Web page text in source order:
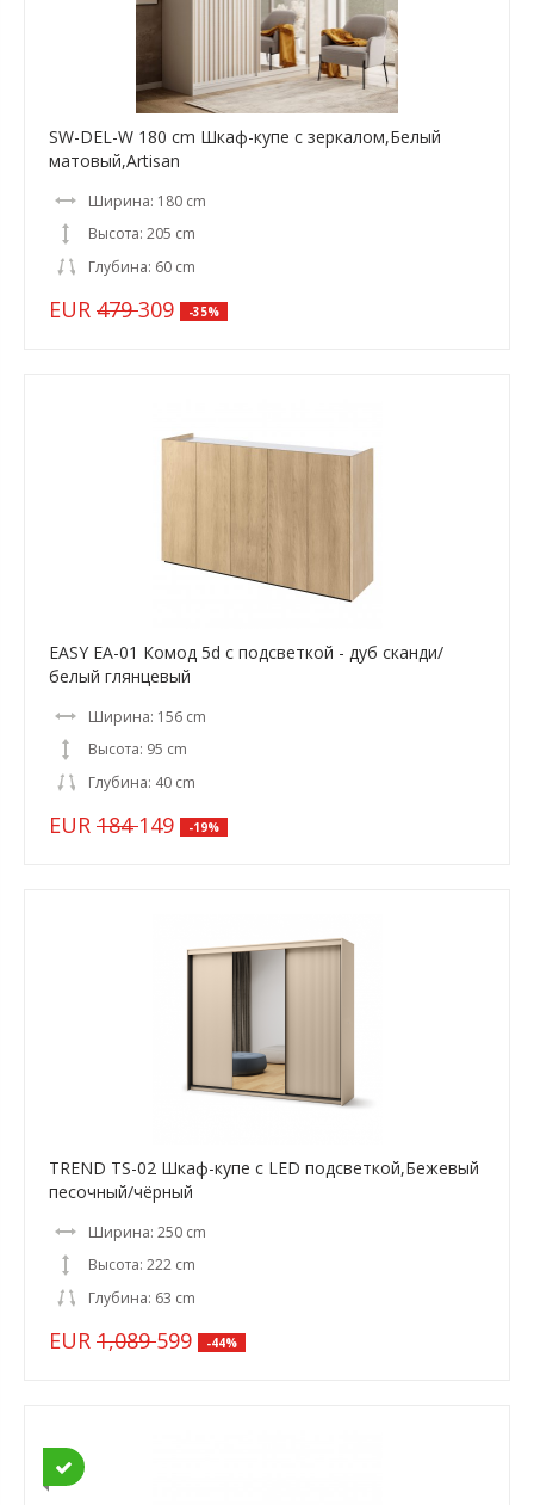
SW-DEL-W 180 cm Шкаф-купе с зеркалом,Белый
матовый,Artisan
Ширина: 180 cm
Высота: 205 cm
Глубина: 60 cm
EUR 479309 -35%
EASY EA-01 Комод 5d с подсветкой - дуб сканди/
белый глянцевый
Ширина: 156 cm
Высота: 95 cm
Глубина: 40 cm
EUR 184149 -19%
TREND TS-02 Шкаф-купе c LED подсветкой,Бежевый
песочный/чёрный
Ширина: 250 cm
Высота: 222 cm
Глубина: 63 cm
EUR 1,089599 -44%